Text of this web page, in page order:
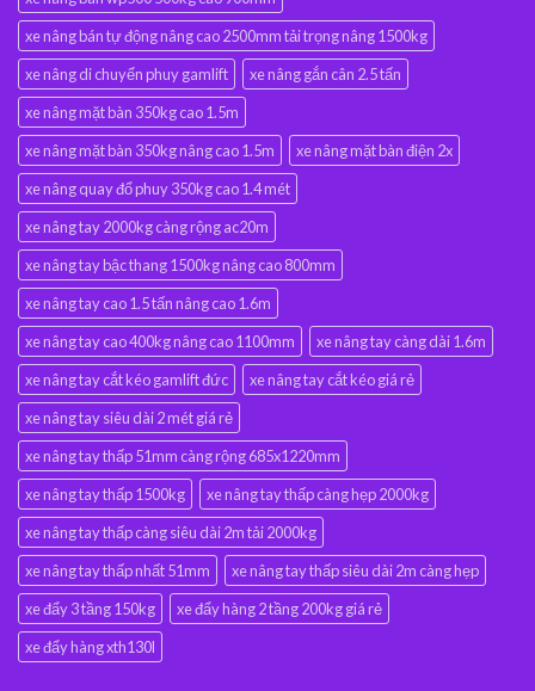
xe nâng bán tự động nâng cao 2500mm tải trọng nâng 1500kg
xe nâng di chuyển phuy gamlift
xe nâng gắn cân 2.5 tấn
xe nâng mặt bàn 350kg cao 1.5m
xe nâng mặt bàn 350kg nâng cao 1.5m
xe nâng mặt bàn điện 2x
xe nâng quay đổ phuy 350kg cao 1.4 mét
xe nâng tay 2000kg càng rộng ac20m
xe nâng tay bậc thang 1500kg nâng cao 800mm
xe nâng tay cao 1.5 tấn nâng cao 1.6m
xe nâng tay cao 400kg nâng cao 1100mm
xe nâng tay càng dài 1.6m
xe nâng tay cắt kéo gamlift đức
xe nâng tay cắt kéo giá rẻ
xe nâng tay siêu dài 2 mét giá rẻ
xe nâng tay thấp 51mm càng rộng 685x1220mm
xe nâng tay thấp 1500kg
xe nâng tay thấp càng hẹp 2000kg
xe nâng tay thấp càng siêu dài 2m tải 2000kg
xe nâng tay thấp nhất 51mm
xe nâng tay thấp siêu dài 2m càng hẹp
xe đẩy 3 tầng 150kg
xe đẩy hàng 2 tầng 200kg giá rẻ
xe đẩy hàng xth130l